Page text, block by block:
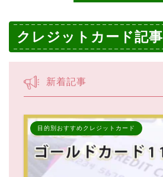
クレジットカード記事
新着記事
目的別おすすめクレジットカード